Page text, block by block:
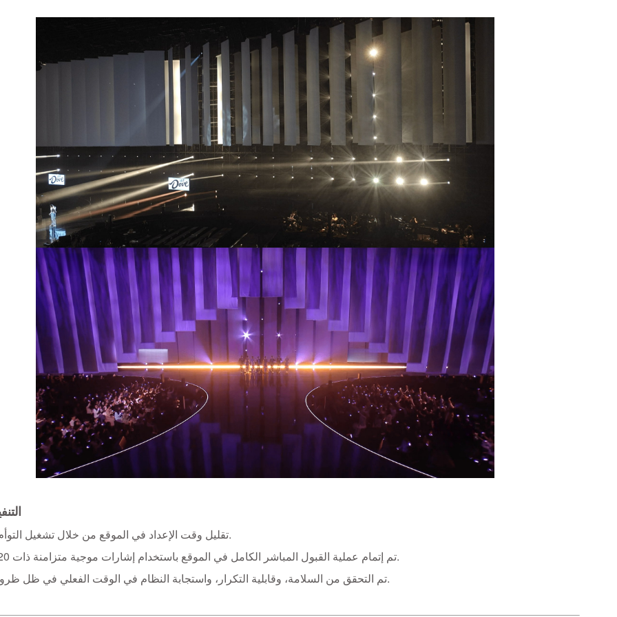
►تقليل وقت الإعداد في الموقع من خلال تشغيل التوأم الرقمي.
►تم إتمام عملية القبول المباشر الكامل في الموقع باستخدام إشارات موجية متزامنة ذات 120 محورًا.
► تم التحقق من السلامة، وقابلية التكرار، واستجابة النظام في الوقت الفعلي في ظل ظروف البث.